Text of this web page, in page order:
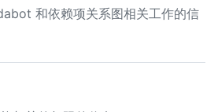
和依赖项关系图相关工作的信